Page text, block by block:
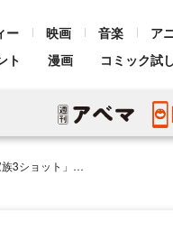
ー 映画 音楽 ア
ト 漫画 コミック試
」「いい写真」の声